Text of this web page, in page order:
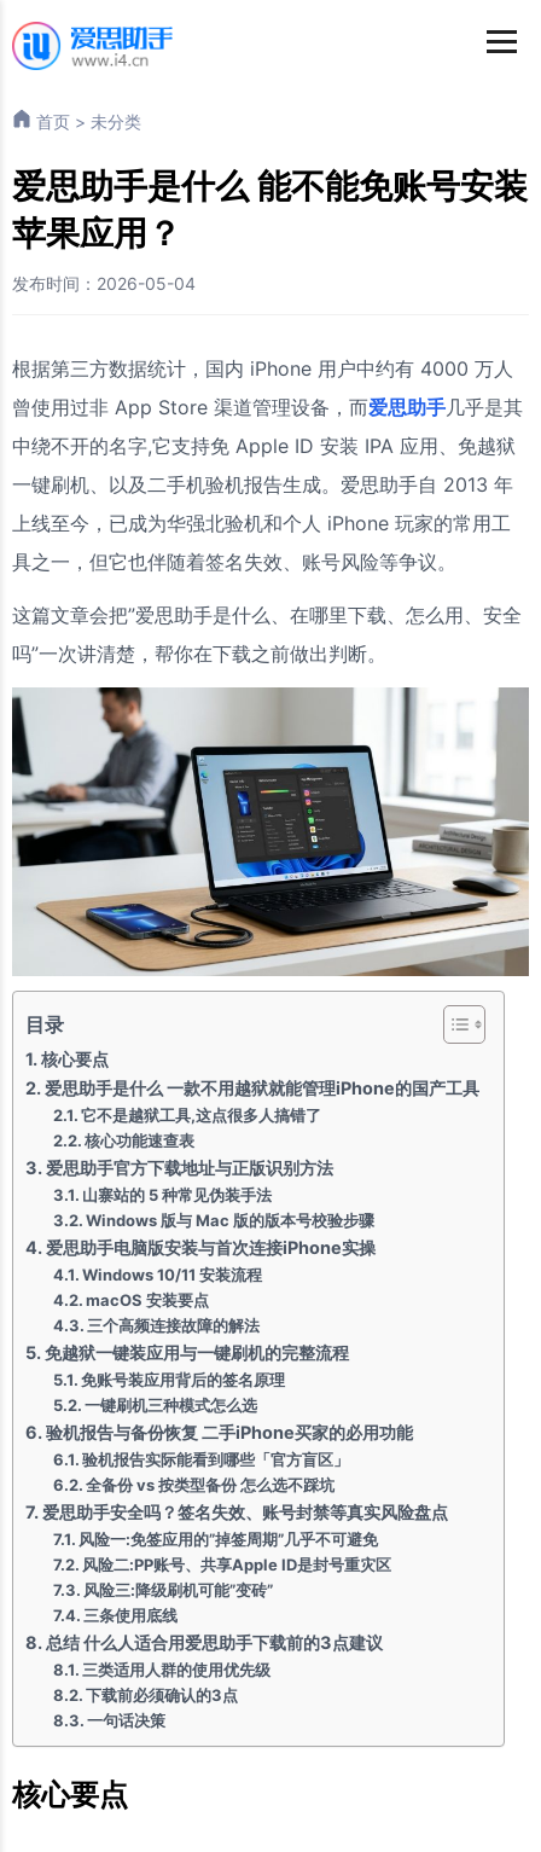
首页 > 未分类
爱思助手是什么 能不能免账号安装
苹果应用？
发布时间：2026-05-04
根据第三方数据统计，国内 iPhone 用户中约有 4000 万人
曾使用过非 App Store 渠道管理设备，而爱思助手几乎是其
中绕不开的名字,它支持免 Apple ID 安装 IPA 应用、免越狱
一键刷机、以及二手机验机报告生成。爱思助手自 2013 年
上线至今，已成为华强北验机和个人 iPhone 玩家的常用工
具之一，但它也伴随着签名失效、账号风险等争议。
这篇文章会把”爱思助手是什么、在哪里下载、怎么用、安全
吗”一次讲清楚，帮你在下载之前做出判断。
目录
核心要点
爱思助手是什么 一款不用越狱就能管理iPhone的国产工具
它不是越狱工具,这点很多人搞错了
核心功能速查表
爱思助手官方下载地址与正版识别方法
山寨站的 5 种常见伪装手法
Windows 版与 Mac 版的版本号校验步骤
爱思助手电脑版安装与首次连接iPhone实操
Windows 10/11 安装流程
macOS 安装要点
三个高频连接故障的解法
免越狱一键装应用与一键刷机的完整流程
免账号装应用背后的签名原理
一键刷机三种模式怎么选
验机报告与备份恢复 二手iPhone买家的必用功能
验机报告实际能看到哪些「官方盲区」
全备份 vs 按类型备份 怎么选不踩坑
爱思助手安全吗？签名失效、账号封禁等真实风险盘点
风险一:免签应用的”掉签周期”几乎不可避免
风险二:PP账号、共享Apple ID是封号重灾区
风险三:降级刷机可能”变砖”
三条使用底线
总结 什么人适合用爱思助手下载前的3点建议
三类适用人群的使用优先级
下载前必须确认的3点
一句话决策
核心要点